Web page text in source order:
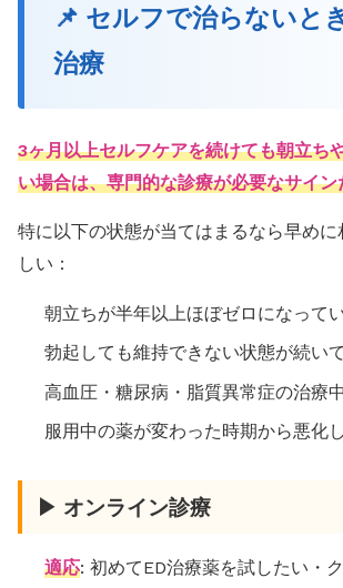
📌 セルフで治らないと
治療
3ヶ月以上セルフケアを続けても朝立ち
い場合は、専門的な診療が必要なサイン
特に以下の状態が当てはまるなら早めに
しい：
朝立ちが半年以上ほぼゼロになって
勃起しても維持できない状態が続い
高血圧・糖尿病・脂質異常症の治療
服用中の薬が変わった時期から悪化
▶ オンライン診療
適応: 初めてED治療薬を試したい・